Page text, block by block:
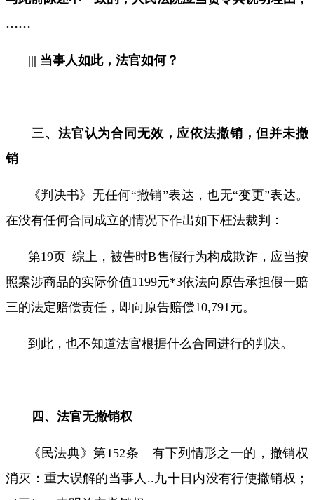
……
||| 当事人如此，法官如何？
三、法官认为合同无效，应依法撤销，但并未撤
销
《判决书》无任何“撤销”表达，也无“变更”表达。
在没有任何合同成立的情况下作出如下枉法裁判：
第19页 _综上，被告时B售假行为构成欺诈，应当按
照案涉商品的实际价值1199元*3依法向原告承担假一赔
三的法定赔偿责任，即向原告赔偿10,791 元。
到此，也不知道法官根据什么合同进行的判决。
四、法官无撤销权
《民法典》第152条 有下列情形之一的，撤销权
消灭：重大误解的当事人 ..九十日内没有行使撤销权；